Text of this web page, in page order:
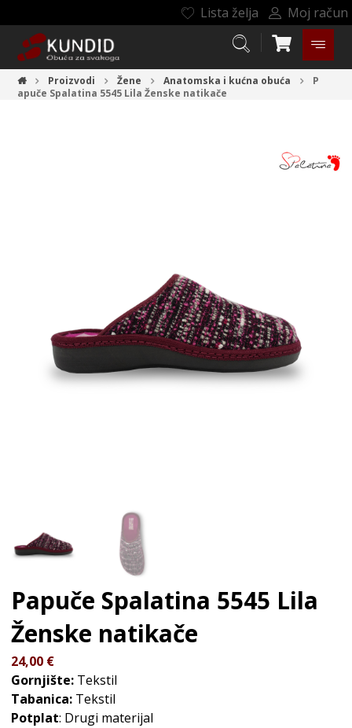
Lista želja Moj račun
Proizvodi Žene Anatomska i kućna obuća
P
apuče Spalatina 5545 Lila Ženske natikače
Papuče Spalatina 5545 Lila
Ženske natikače
24,00 €
Gornjište: Tekstil
Tabanica: Tekstil
Potplat: Drugi materijal